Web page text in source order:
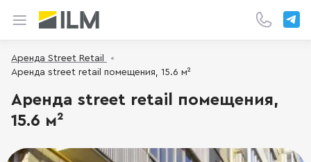
Аренда Street Retail
Аренда street retail помещения, 15.6 м²
Аренда street retail помещения,
15.6 м²